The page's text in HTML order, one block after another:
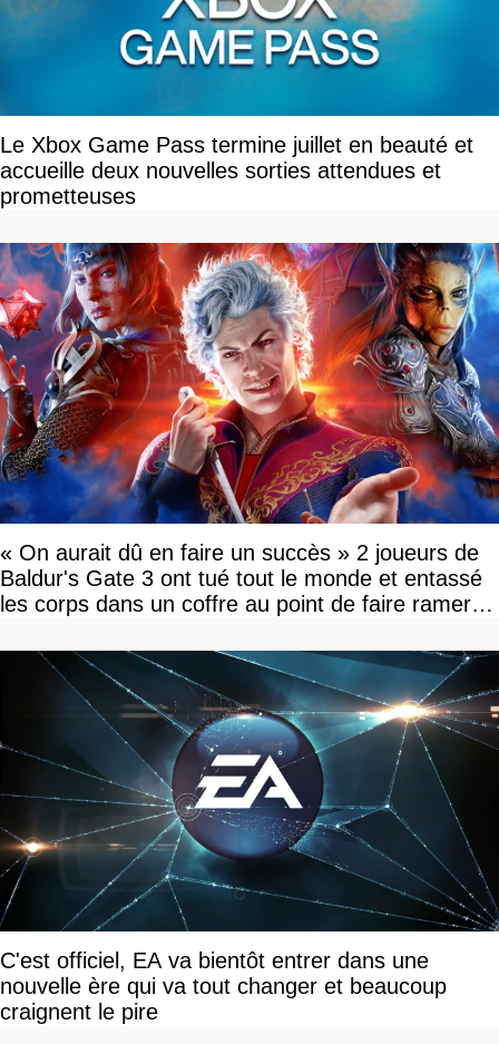
Le Xbox Game Pass termine juillet en beauté et
accueille deux nouvelles sorties attendues et
prometteuses
« On aurait dû en faire un succès » 2 joueurs de
Baldur's Gate 3 ont tué tout le monde et entassé
les corps dans un coffre au point de faire ramer le
C'est officiel, EA va bientôt entrer dans une
nouvelle ère qui va tout changer et beaucoup
craignent le pire